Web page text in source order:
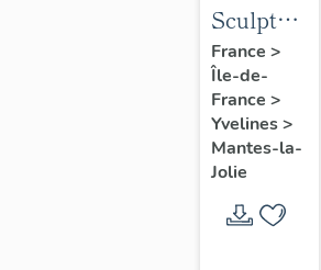
Sculpture
: la
Ronde
France >
Île-de-
France >
Yvelines>
Mantes-la-
Jolie